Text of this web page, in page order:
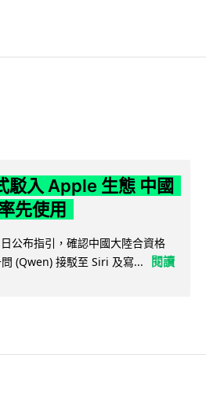
駁入 Apple 生態 中國
先使用
公布指引，確認中國大陸合資格
(Qwen) 接駁至 Siri 及寫...
閱讀